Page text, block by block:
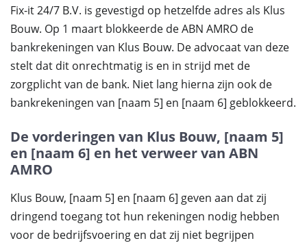
Fix-it 24/7 B.V. is gevestigd op hetzelfde adres als Klus
Bouw. Op 1 maart blokkeerde de ABN AMRO de
bankrekeningen van Klus Bouw. De advocaat van deze
stelt dat dit onrechtmatig is en in strijd met de
zorgplicht van de bank. Niet lang hierna zijn ook de
bankrekeningen van [naam 5] en [naam 6] geblokkeerd.
De vorderingen van Klus Bouw, [naam 5]
en [naam 6] en het verweer van ABN
AMRO
Klus Bouw, [naam 5] en [naam 6] geven aan dat zij
dringend toegang tot hun rekeningen nodig hebben
voor de bedrijfsvoering en dat zij niet begrijpen